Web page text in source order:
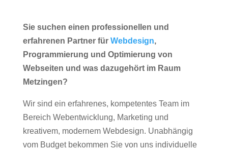
Sie suchen einen professionellen und
erfahrenen Partner für Webdesign,
Programmierung und Optimierung von
Webseiten und was dazugehört im Raum
Metzingen?
Wir sind ein erfahrenes, kompetentes Team im
Bereich Webentwicklung, Marketing und
kreativem, modernem Webdesign. Unabhängig
vom Budget bekommen Sie von uns individuelle